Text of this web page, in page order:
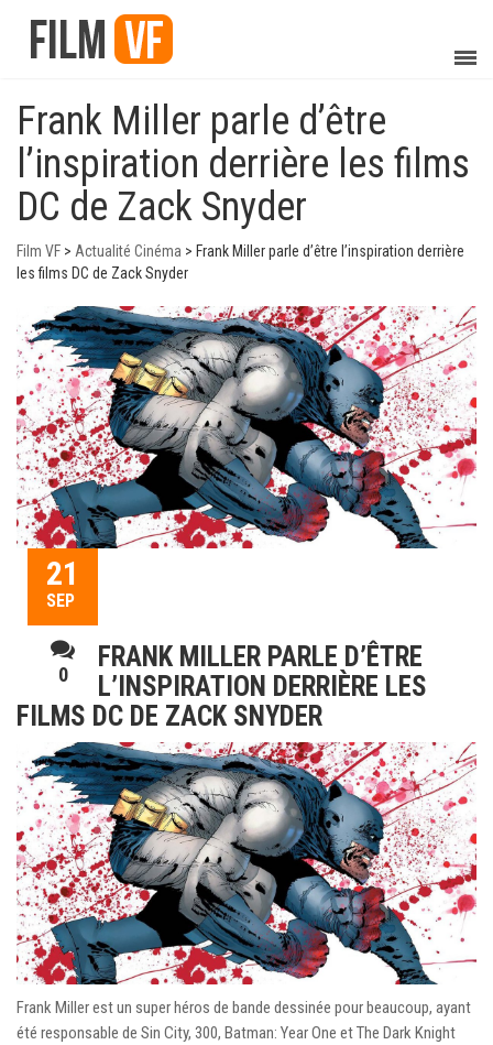
Frank Miller parle d’être
l’inspiration derrière les films
DC de Zack Snyder
Film VF > Actualité Cinéma > Frank Miller parle d’être l’inspiration derrière
les films DC de Zack Snyder
21
SEP
0
FRANK MILLER PARLE D’ÊTRE
L’INSPIRATION DERRIÈRE LES
FILMS DC DE ZACK SNYDER
Frank Miller est un super héros de bande dessinée pour beaucoup, ayant
été responsable de Sin City, 300, Batman: Year One et The Dark Knight